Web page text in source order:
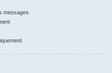
messages